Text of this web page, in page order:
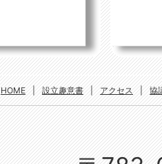
HOME | 設立趣意書 | アクセス | 協